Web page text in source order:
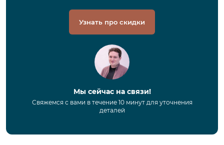
Узнать про скидки
Мы сейчас на связи!
Свяжемся с вами в течение 10 минут для уточнения
деталей